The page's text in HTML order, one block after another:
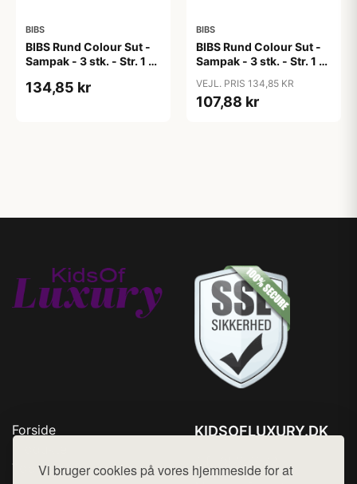
Vi bruger cookies på vores hjemmeside for at
BIBS
BIBS Rund Colour Sut -
Sampak - 3 stk. - Str. 1 -
134,85 kr
BIBS
BIBS Rund Colour Sut -
Sampak - 3 stk. - Str. 1 -
VEJL. PRIS 134,85 KR
107,88 kr
Forside
Top Rabatter
KIDSOFLUXURY.DK